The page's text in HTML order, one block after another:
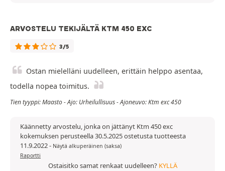
ARVOSTELU TEKIJÄLTÄ KTM 450 EXC
3/5
Ostan mielelläni uudelleen, erittäin helppo asentaa,
todella nopea toimitus.
Tien tyyppi: Maasto - Ajo: Urheilullisuus - Ajoneuvo: Ktm exc 450
Käännetty arvostelu, jonka on jättänyt Ktm 450 exc
kokemuksen perusteella 30.5.2025 ostetusta tuotteesta
11.9.2022- Näytä alkuperäinen (saksa)
Raportti
Ostaisitko samat renkaat uudelleen? KYLLÄ